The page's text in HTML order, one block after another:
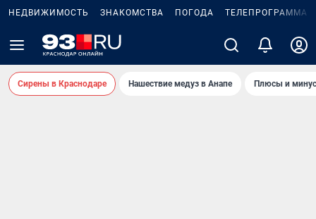
НЕДВИЖИМОСТЬ ЗНАКОМСТВА ПОГОДА ТЕЛЕПРОГРАММА
Сирены в Краснодаре Нашествие медуз в Анапе Плюсы и